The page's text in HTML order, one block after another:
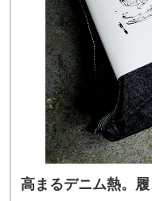
高まるデニム熱。